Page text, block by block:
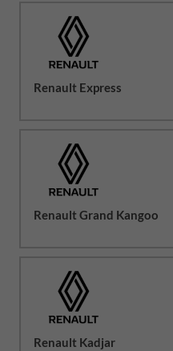
Renault Express
Renault Grand Kangoo
Renault Kadjar